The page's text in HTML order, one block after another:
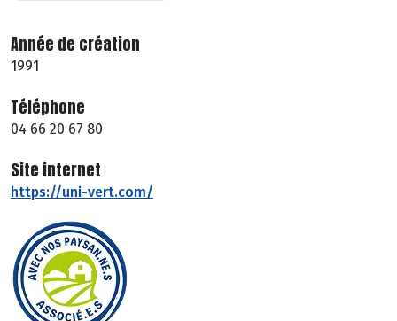
Année de création
1991
Téléphone
04 66 20 67 80
Site internet
https://uni-vert.com/